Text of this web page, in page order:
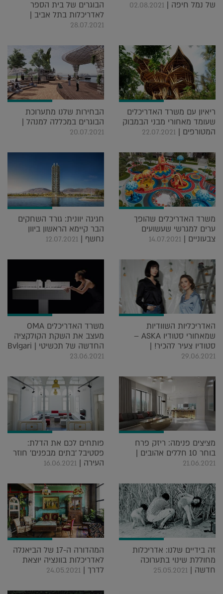
של נמל חיפה | 02.08.2021
הבוגרים של בית הספר
לאדריכלות בתל אביב |
28.07.2021
ריאיון עם משרד האדריכלים
שעומד מאחורי מבני הבמבוק
המטורפים | 22.07.2021
הבחירות שלנו מתערוכת
הבוגרים במכללה למנהל |
20.07.2021
משרד האדריכלים שהופך
ערים למגרשי שעשועים
צבעוניים | 14.07.2021
חגיגה יוונית: גורד השחקים
הבר קיימא הראשון ביוון
נחשף | 12.07.2021
האדריכליות השוודיות
שמאחורי סטודיו ASKA –
סטודיו צעיר להכיר! |
29.06.2021
משרד האדריכלים OMA
מעצב את השקת הקולקציה
החדשה של תכשיטי Bvlgari |
23.06.2021
מציצים פנימה: ריזק פרח
בוחר 10 חללים אהובים |
21.06.2021
פותחים לכם את הדלת:
פסטיבל 'בתים מבפנים' חוזר
העירה | 16.06.2021
זה בידיים שלנו: אדריכלות
מחוללת שינוי בתערוכה
חדשה | 25.05.2021
המהדורה ה-17 של הביאנלה
לאדריכלות בוונציה יוצאת
לדרך | 24.05.2021